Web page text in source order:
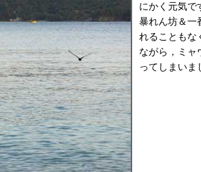
にかく元気で
暴れん坊＆一
れることもな
ながら，ミャ
ってしまいま